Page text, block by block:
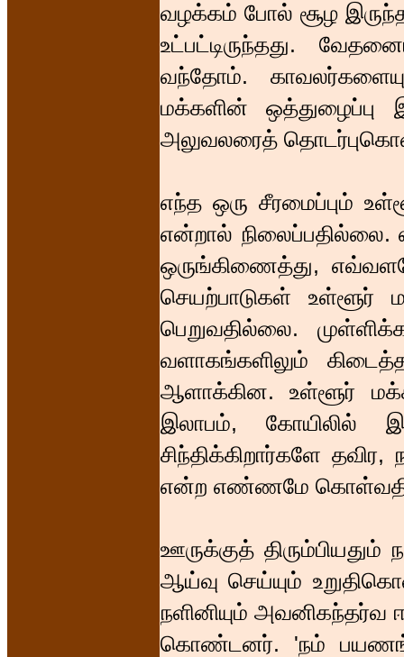
வழக்கம் போல் சூழ
உட்பட்டிருந்தது.
வந்தோம்.
மக்களின் ஒத்துழைப்பு
அலுவலரைத்
எந்த ஒரு சீரமைப்பும்
என்றால் நிலைப்பதில்லை.
ஒருங்கிணைத்து,
செயற்பாடுகள்
பெறுவதில்லை.
வளாகங்களிலும்
ஆளாக்கின. உள்ளூர்
இலாபம், கோயிலில்
சிந்திக்கிறார்களே
என்ற எண்ணமே
ஊருக்குத் திரும்பியதும்
ஆய்வு செய்யும்
நளினியும் அவனிகந்தர்வ
கொண்டனர். 'நம்